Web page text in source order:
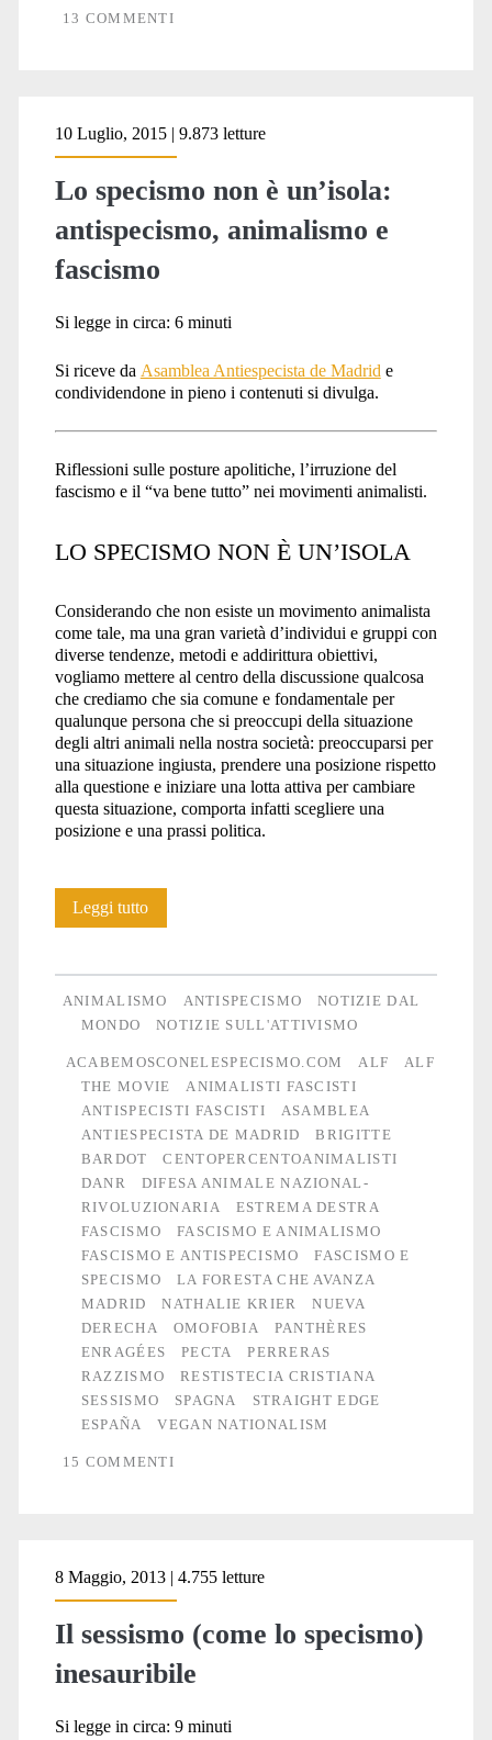
13 COMMENTI
10 Luglio, 2015 | 9.873 letture
Lo specismo non è un’isola:
antispecismo, animalismo e
fascismo
Si legge in circa: 6 minuti
Si riceve da Asamblea Antiespecista de Madrid e
condividendone in pieno i contenuti si divulga.
Riflessioni sulle posture apolitiche, l’irruzione del
fascismo e il “va bene tutto” nei movimenti animalisti.
LO SPECISMO NON È UN’ISOLA
Considerando che non esiste un movimento animalista
come tale, ma una gran varietà d’individui e gruppi con
diverse tendenze, metodi e addirittura obiettivi,
vogliamo mettere al centro della discussione qualcosa
che crediamo che sia comune e fondamentale per
qualunque persona che si preoccupi della situazione
degli altri animali nella nostra società: preoccuparsi per
una situazione ingiusta, prendere una posizione rispetto
alla questione e iniziare una lotta attiva per cambiare
questa situazione, comporta infatti scegliere una
posizione e una prassi politica.
Leggi tuttoLo
un’isola:
antispecismo,
animalismo
e
fascismo
ANIMALISMO ANTISPECISMO
NOTIZIE DAL
MONDO
NOTIZIE SULL'ATTIVISMO
ACABEMOSCONELESPECISMO.COM ALF
ALF
THE MOVIE
ANIMALISTI FASCISTI
ANTISPECISTI FASCISTI
ASAMBLEA
ANTIESPECISTA DE MADRID
BRIGITTE
BARDOT
CENTOPERCENTOANIMALISTI
DANR
DIFESA ANIMALE NAZIONAL-
RIVOLUZIONARIA
ESTREMA DESTRA
FASCISMO
FASCISMO E ANIMALISMO
FASCISMO E ANTISPECISMO
FASCISMO E
SPECISMO
LA FORESTA CHE AVANZA
MADRID
NATHALIE KRIER
NUEVA
DERECHA
OMOFOBIA
PANTHÈRES
ENRAGÉES
PECTA
PERRERAS
RAZZISMO
RESTISTECIA CRISTIANA
SESSISMO
SPAGNA
STRAIGHT EDGE
ESPAÑA
VEGAN NATIONALISM
15 COMMENTI
8 Maggio, 2013 | 4.755 letture
Il sessismo (come lo specismo)
inesauribile
Si legge in circa: 9 minuti